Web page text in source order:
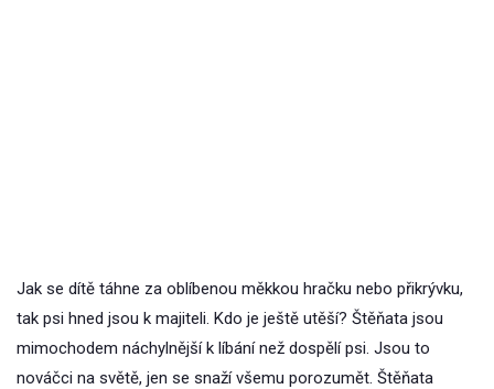
Jak se dítě táhne za oblíbenou měkkou hračku nebo přikrývku,
tak psi hned jsou k majiteli. Kdo je ještě utěší? Štěňata jsou
mimochodem náchylnější k líbání než dospělí psi. Jsou to
nováčci na světě, jen se snaží všemu porozumět. Štěňata